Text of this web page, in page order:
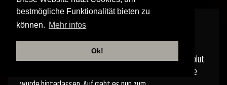
bestmögliche Funktionalität bieten zu
können. Mehr infos
Ok!
ROBERT
31 Mai 2025
Fantastisches Konzert eben in Aschersleben erlebt, absolut
grandios - ich bin restlos begeistert! Ein Abo auf YouTube